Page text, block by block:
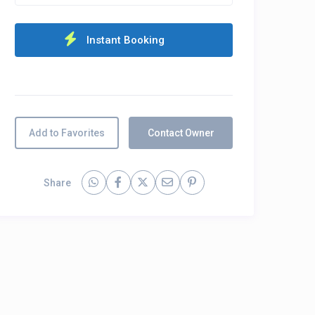
Add to Favorites Contact Owner
Share